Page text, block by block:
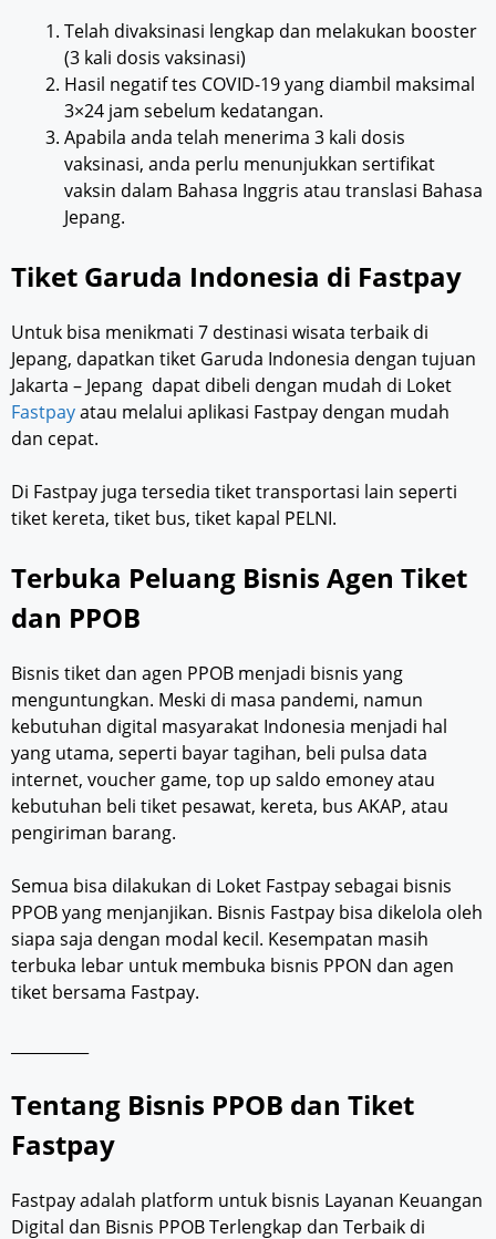
Telah divaksinasi lengkap dan melakukan booster
(3 kali dosis vaksinasi)
Hasil negatif tes COVID-19 yang diambil maksimal
3×24 jam sebelum kedatangan.
Apabila anda telah menerima 3 kali dosis
vaksinasi, anda perlu menunjukkan sertifikat
vaksin dalam Bahasa Inggris atau translasi Bahasa
Jepang.
Tiket Garuda Indonesia di Fastpay
Untuk bisa menikmati 7 destinasi wisata terbaik di
Jepang, dapatkan tiket Garuda Indonesia dengan tujuan
Jakarta – Jepang dapat dibeli dengan mudah di Loket
Fastpayatau melalui aplikasi Fastpay dengan mudah
dan cepat.
Di Fastpay juga tersedia tiket transportasi lain seperti
tiket kereta, tiket bus, tiket kapal PELNI.
Terbuka Peluang Bisnis Agen Tiket
dan PPOB
Bisnis tiket dan agen PPOB menjadi bisnis yang
menguntungkan. Meski di masa pandemi, namun
kebutuhan digital masyarakat Indonesia menjadi hal
yang utama, seperti bayar tagihan, beli pulsa data
internet, voucher game, top up saldo emoney atau
kebutuhan beli tiket pesawat, kereta, bus AKAP, atau
pengiriman barang.
Semua bisa dilakukan di Loket Fastpay sebagai bisnis
PPOB yang menjanjikan. Bisnis Fastpay bisa dikelola oleh
siapa saja dengan modal kecil. Kesempatan masih
terbuka lebar untuk membuka bisnis PPON dan agen
tiket bersama Fastpay.
Tentang Bisnis PPOB dan Tiket
Fastpay
Fastpay adalah platform untuk bisnis Layanan Keuangan
Digital dan Bisnis PPOB Terlengkap dan Terbaik di